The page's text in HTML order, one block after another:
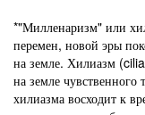
*"Милленаризм" или
перемен, новой эры
на земле. Хилиазм
на земле чувственного
хилиазма восходит к